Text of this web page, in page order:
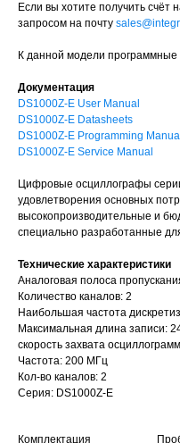
Если вы хотите получить счёт
запросом на почту
К данной модели
Документация
DS1000Z-E User Manual
DS1000Z-E Datasheets
DS1000Z-E Programming Manual
DS1000Z-E Service Manual
Цифровые осциллографы
удовлетворения основных
высокопроизводительные и
специально разработанные
Технические характеристики
Аналоговая полоса
Количество каналов: 2
Наибольшая частота
Максимальная длина записи:
скорость захвата
Частота: 200 МГц
Кол-во каналов: 2
Серия: DS1000Z-E
Комплектация